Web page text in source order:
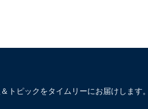
トピックをタイムリーにお届けしま